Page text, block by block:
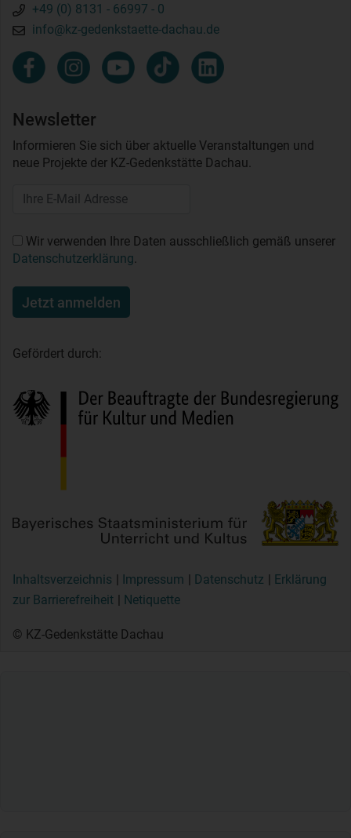
+49 (0) 8131 - 66997 - 0
info@kz-gedenkstaette-dachau.de
Newsletter
Informieren Sie sich über aktuelle Veranstaltungen und
neue Projekte der KZ-Gedenkstätte Dachau.
Wir verwenden Ihre Daten ausschließlich gemäß unserer
Datenschutzerklärung.
Jetzt anmelden
Gefördert durch:
Inhaltsverzeichnis Impressum Datenschutz
Erklärung
zur Barrierefreiheit
Netiquette
© KZ-Gedenkstätte Dachau